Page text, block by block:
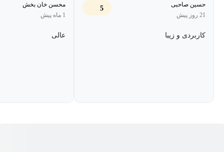
شدن یا جعل کردن برای مقابله با شناسایی شدن استفاده می کنند را
حسین صاحبی
21 روز پیش
5
کاربردی و زیبا
محسن خان بخش
1 ماه پیش
عالی